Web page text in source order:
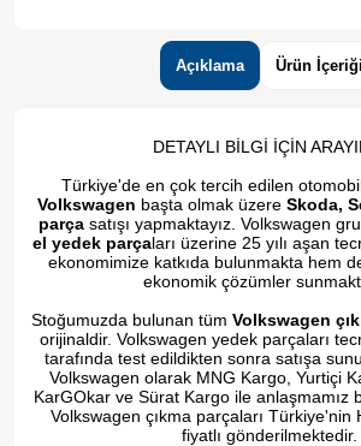
Açıklama Ürün İçeriği
DETAYLI BİLGİ İÇİN
Türkiye'de en çok tercih edilen
Volkswagen başta olmak üzere Skoda,
parçasatışı yapmaktayız. Volkswagen
el yedek parçaları üzerine 25 yılı aşan
ekonomimize katkıda bulunmakta hem
ekonomik çözümler
Stoğumuzda bulunan tüm Volkswagen
orijinaldir. Volkswagen yedek parçaları
tarafında test edildikten sonra satışa
Volkswagen olarak MNG Kargo, Yurtiçi
KarGOkar ve Sürat Kargo ile anlaşmamız
Volkswagen çıkma parçaları Türkiye'nin
fiyatlı gönderilmektedir.